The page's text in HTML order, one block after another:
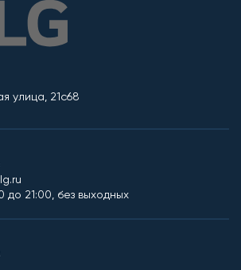
улица, 21с68
до 21:00, без выходных